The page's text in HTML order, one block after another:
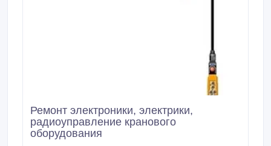
Ремонт электроники, электрики,
радиоуправление кранового
оборудования